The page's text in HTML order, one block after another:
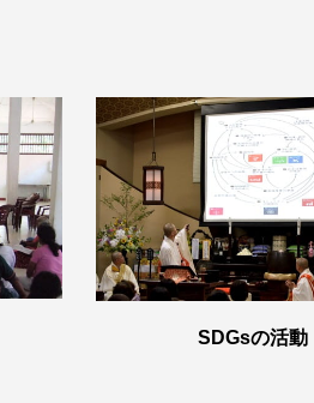
SDGsの活動